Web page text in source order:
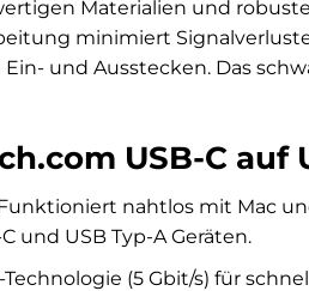
Materialien und
minimiert
und Ausstecken. Das
USB-C
nahtlos mit Mac
und USB Typ-A Geräten.
Technologie (5 Gbit/s) für